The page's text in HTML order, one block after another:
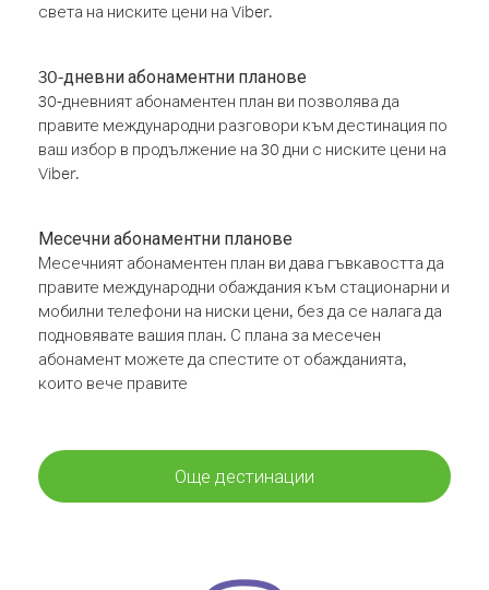
света на ниските цени на Viber.
30-дневни абонаментни планове
30-дневният абонаментен план ви позволява да
правите международни разговори към дестинация по
ваш избор в продължение на 30 дни с ниските цени на
Viber.
Месечни абонаментни планове
Месечният абонаментен план ви дава гъвкавостта да
правите международни обаждания към стационарни и
мобилни телефони на ниски цени, без да се налага да
подновявате вашия план. С плана за месечен
абонамент можете да спестите от обажданията,
които вече правите
Още дестинации